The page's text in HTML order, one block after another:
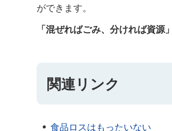
ができます。
「混ぜればごみ、分ければ資源」
関連リンク
食品ロスはもったいない